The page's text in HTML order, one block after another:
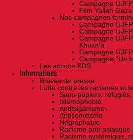
Campagne
Film Yallah Gaza
Nos campagnes
Campagne
Campagne
Campagne
Khuza'a
Campagne
Campagne "Un
Les actions BDS
Informations
Brèves de presse
Lutte contre les racismes et
Sans-papiers,
Islamophobie
Antitsiganisme
Antisémitisme
Négrophobie
Racisme anti-asiatique
Racisme systémique,